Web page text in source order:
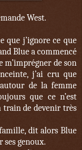
West.
que j’ignore ce que
Blue a commencé
m’imprégner de son
j’ai cru que
de la femme
que ce n’est
train de devenir très
dit alors Blue
ses genoux.